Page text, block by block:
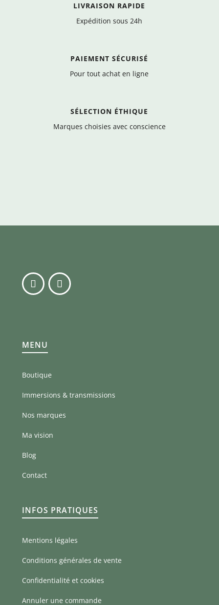
LIVRAISON RAPIDE
Expédition sous 24h
PAIEMENT SÉCURISÉ
Pour tout achat en ligne
SÉLECTION ÉTHIQUE
Marques choisies avec conscience
MENU
Boutique
Immersions & transmissions
Nos marques
Ma vision
Blog
Contact
INFOS PRATIQUES
Mentions légales
Conditions générales de vente
Confidentialité et cookies
Annuler une commande